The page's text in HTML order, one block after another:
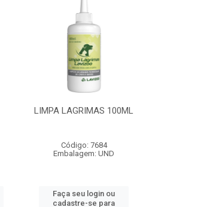
LIMPA LAGRIMAS 100ML
Código: 7684
Embalagem: UND
Faça seu login ou
cadastre-se para